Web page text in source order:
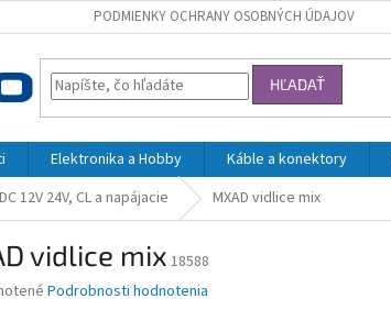
PODMIENKY OCHRANY OSOBNÝCH ÚDAJOV
HĽADAŤ
Elektronika a Hobby Káble a konektory
DC 12V 24V, CL a napájacie MXAD vidlice mix
vidlice mix 18588
Podrobnosti hodnotenia